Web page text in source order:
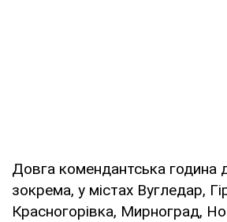
Довга комендантська година
зокрема, у містах Вугледар,
Красногорівка, Мирноград,